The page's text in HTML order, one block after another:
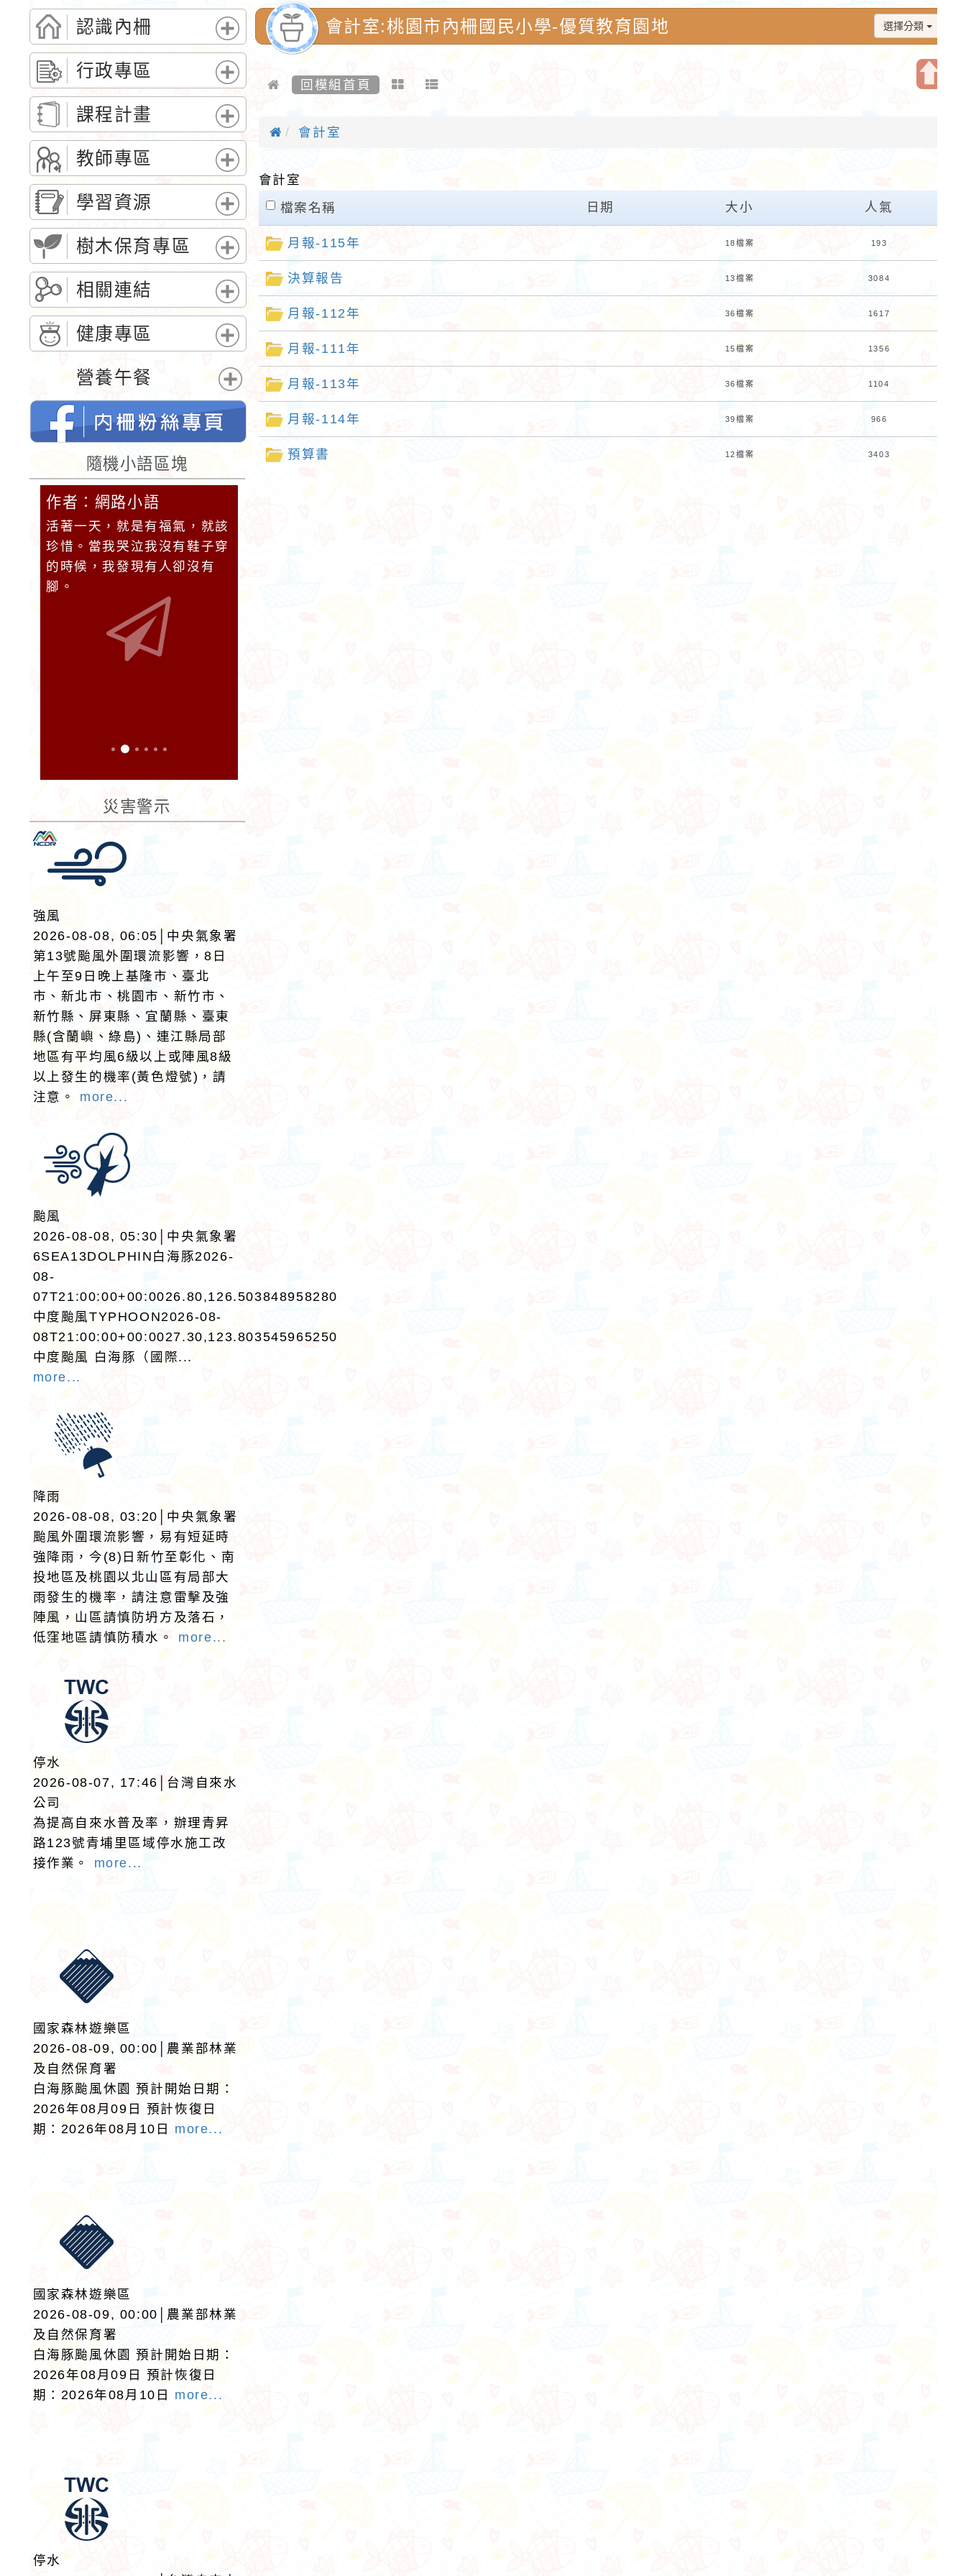
認識內柵
展
開
選
單
行政專區
展
開
選
單
課程計畫
展
開
選
單
教師專區
展
開
選
單
學習資源
展
開
選
單
樹木保育專區
展
開
選
單
相關連結
展
開
選
單
健康專區
展
開
選
單
營養午餐
展
開
選
隨機小語區塊
作者：網路小語
活著一天，就是有福氣，就該
珍惜。當我哭泣我沒有鞋子穿
的時候，我發現有人卻沒有
腳。
災害警示
強風
2026-08-08, 06:05│中央氣象署
第13號颱風外圍環流影響，8日
上午至9日晚上基隆市、臺北
市、新北市、桃園市、新竹市、
新竹縣、屏東縣、宜蘭縣、臺東
縣(含蘭嶼、綠島)、連江縣局部
地區有平均風6級以上或陣風8級
以上發生的機率(黃色燈號)，請
注意。 more...
颱風
2026-08-08, 05:30│中央氣象署
6SEA13DOLPHIN白海豚2026-
08-
07T21:00:00+00:0026.80,126.503848958280
中度颱風TYPHOON2026-08-
08T21:00:00+00:0027.30,123.803545965250
中度颱風 白海豚（國際...
more...
降雨
2026-08-08, 03:20│中央氣象署
颱風外圍環流影響，易有短延時
強降雨，今(8)日新竹至彰化、南
投地區及桃園以北山區有局部大
雨發生的機率，請注意雷擊及強
陣風，山區請慎防坍方及落石，
低窪地區請慎防積水。 more...
停水
2026-08-07, 17:46│台灣自來水
公司
為提高自來水普及率，辦理青昇
路123號青埔里區域停水施工改
接作業。 more...
國家森林遊樂區
2026-08-09, 00:00│農業部林業
及自然保育署
白海豚颱風休園 預計開始日期：
2026年08月09日 預計恢復日
期：2026年08月10日 more...
國家森林遊樂區
2026-08-09, 00:00│農業部林業
及自然保育署
白海豚颱風休園 預計開始日期：
2026年08月09日 預計恢復日
期：2026年08月10日 more...
停水
選擇分類
會計室:桃園市內柵國民小學-優質教育園地
回模組首頁
會計室
會計室
clickAll
檔案名稱 日期 大小 人氣
月報-115年 18檔案 193
決算報告 13檔案 3084
月報-112年 36檔案 1617
月報-111年 15檔案 1356
月報-113年 36檔案 1104
月報-114年 39檔案 966
預算書 12檔案 3403